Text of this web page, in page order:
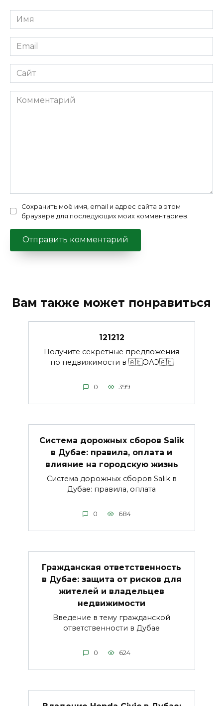
Имя
*
Email
*
Сайт
Комментарий
Сохранить моё имя, email и адрес сайта в этом
браузере для последующих моих комментариев.
Вам также может понравиться
121212
Получите секретные предложения
по недвижимости в 🇦🇪ОАЭ🇦🇪
0 399
Система дорожных сборов Salik
в Дубае: правила, оплата и
влияние на городскую жизнь
Система дорожных сборов Salik в
Дубае: правила, оплата
0 684
Гражданская ответственность
в Дубае: защита от рисков для
жителей и владельцев
недвижимости
Введение в тему гражданской
ответственности в Дубае
0 624